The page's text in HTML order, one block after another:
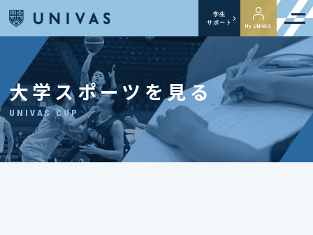
学生
サポート
My UNIVAS
大学スポーツを見る
UNIVAS CUP